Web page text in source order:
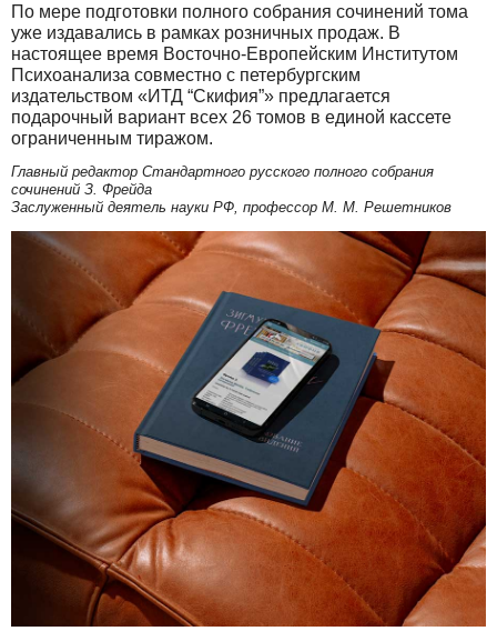
По мере подготовки полного собрания сочинений тома
уже издавались в рамках розничных продаж. В
настоящее время Восточно-Европейским Институтом
Психоанализа совместно с петербургским
издательством «ИТД “Скифия”» предлагается
подарочный вариант всех 26 томов в единой кассете
ограниченным тиражом.
Главный редактор Стандартного русского полного собрания
сочинений З. Фрейда
Заслуженный деятель науки РФ, профессор М. М. Решетников